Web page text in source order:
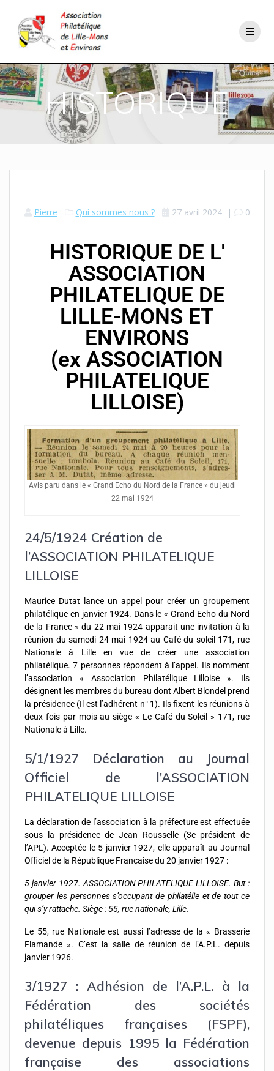
HISTORIQUE
Pierre Qui sommes nous ? 27 avril 2024| 0
HISTORIQUE DE L'
ASSOCIATION
PHILATELIQUE DE
LILLE-MONS ET
ENVIRONS
(ex ASSOCIATION
PHILATELIQUE
LILLOISE)
Avis paru dans le « Grand Echo du Nord de la France » du jeudi
22 mai 1924
24/5/1924 Création de
l’ASSOCIATION PHILATELIQUE
LILLOISE
Maurice Dutat lance un appel pour créer un groupement
philatélique en janvier 1924. Dans le « Grand Echo du Nord
de la France » du 22 mai 1924 apparait une invitation à la
réunion du samedi 24 mai 1924 au Café du soleil 171, rue
Nationale à Lille en vue de créer une association
philatélique. 7 personnes répondent à l’appel. Ils nomment
l’association « Association Philatélique Lilloise ». Ils
désignent les membres du bureau dont Albert Blondel prend
la présidence (Il est l’adhérent n° 1). Ils fixent les réunions à
deux fois par mois au siège « Le Café du Soleil » 171, rue
Nationale à Lille.
5/1/1927 Déclaration au Journal
Officiel de l’ASSOCIATION
PHILATELIQUE LILLOISE
La déclaration de l’association à la préfecture est effectuée
sous la présidence de Jean Rousselle (3e président de
l’APL). Acceptée le 5 janvier 1927, elle apparaît au Journal
Officiel de la République Française du 20 janvier 1927 :
5 janvier 1927. ASSOCIATION PHILATELIQUE LILLOISE. But :
grouper les personnes s’occupant de philatélie et de tout ce
qui s’y rattache. Siège : 55, rue nationale, Lille.
Le 55, rue Nationale est aussi l’adresse de la « Brasserie
Flamande ». C’est la salle de réunion de l’A.P.L. depuis
janvier 1926.
3/1927 : Adhésion de l’A.P.L. à la
Fédération des sociétés
philatéliques françaises (FSPF),
devenue depuis 1995 la Fédération
française des associations